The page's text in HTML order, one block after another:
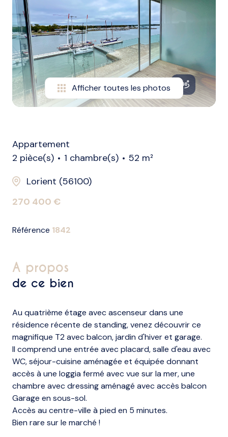
biens
vendus
nos
biens
loués
alerte
e-
l'agence
Afficher toutes les photos
Appartement
2 pièce(s)
1 chambre(s)
52 m²
Lorient (56100)
270 400 €
Référence 1842
a propos
de ce bien
Au quatrième étage avec ascenseur dans une
résidence récente de standing, venez découvrir ce
magnifique T2 avec balcon, jardin d'hiver et garage.
Il comprend une entrée avec placard, salle d'eau avec
WC, séjour-cuisine aménagée et équipée donnant
accès à une loggia fermé avec vue sur la mer, une
chambre avec dressing aménagé avec accès balcon
Garage en sous-sol.
Accès au centre-ville à pied en 5 minutes.
Bien rare sur le marché !